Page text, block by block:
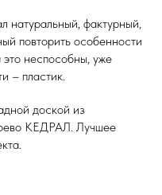
натуральный, фактурный,
повторить особенности
неспособны, уже
– пластик.
доской из
КЕДРАЛ. Лучшее